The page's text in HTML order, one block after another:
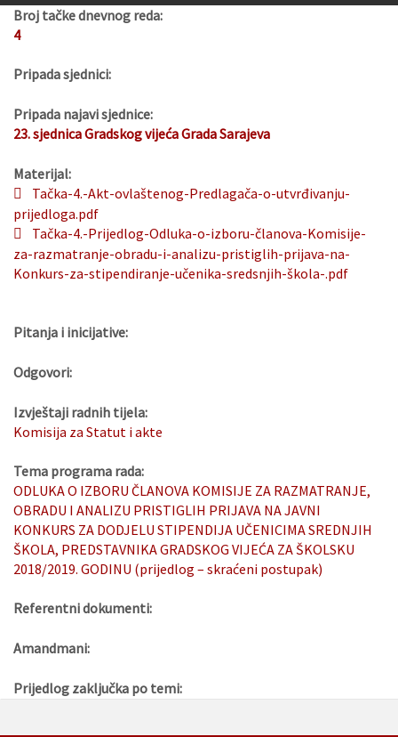
Broj tačke dnevnog reda:
4
Pripada sjednici:
Pripada najavi sjednice:
23. sjednica Gradskog vijeća Grada Sarajeva
Materijal:
Tačka-4.-Akt-ovlaštenog-Predlagača-o-utvrđivanju-
prijedloga.pdf
Tačka-4.-Prijedlog-Odluka-o-izboru-članova-Komisije-
za-razmatranje-obradu-i-analizu-pristiglih-prijava-na-
Konkurs-za-stipendiranje-učenika-sredsnjih-škola-.pdf
Pitanja i inicijative:
Odgovori:
Izvještaji radnih tijela:
Komisija za Statut i akte
Tema programa rada:
ODLUKA O IZBORU ČLANOVA KOMISIJE ZA RAZMATRANJE,
OBRADU I ANALIZU PRISTIGLIH PRIJAVA NA JAVNI
KONKURS ZA DODJELU STIPENDIJA UČENICIMA SREDNJIH
ŠKOLA, PREDSTAVNIKA GRADSKOG VIJEĆA ZA ŠKOLSKU
2018/2019. GODINU (prijedlog – skraćeni postupak)
Referentni dokumenti:
Amandmani:
Prijedlog zaključka po temi: